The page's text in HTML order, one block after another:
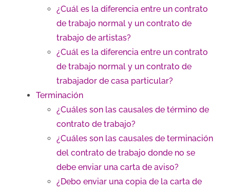
¿Cuál es la diferencia entre un contrato
de trabajo normal y un contrato de
trabajo de artistas?
¿Cuál es la diferencia entre un contrato
de trabajo normal y un contrato de
trabajador de casa particular?
Terminación
¿Cuáles son las causales de término de
contrato de trabajo?
¿Cuáles son las causales de terminación
del contrato de trabajo donde no se
debe enviar una carta de aviso?
¿Debo enviar una copia de la carta de